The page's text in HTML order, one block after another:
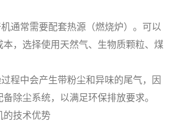
常需要配套热源（燃烧炉）。可以
，选择使用天然气、生物质颗粒、煤
中会产生带粉尘和异味的尾气，因
除尘系统，以满足环保排放要求。
技术优势